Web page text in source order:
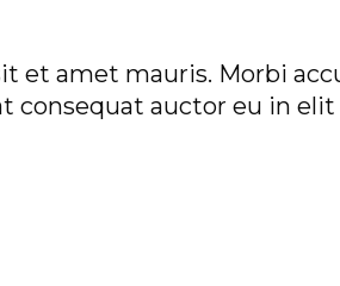
et amet mauris. Morbi
consequat auctor eu in